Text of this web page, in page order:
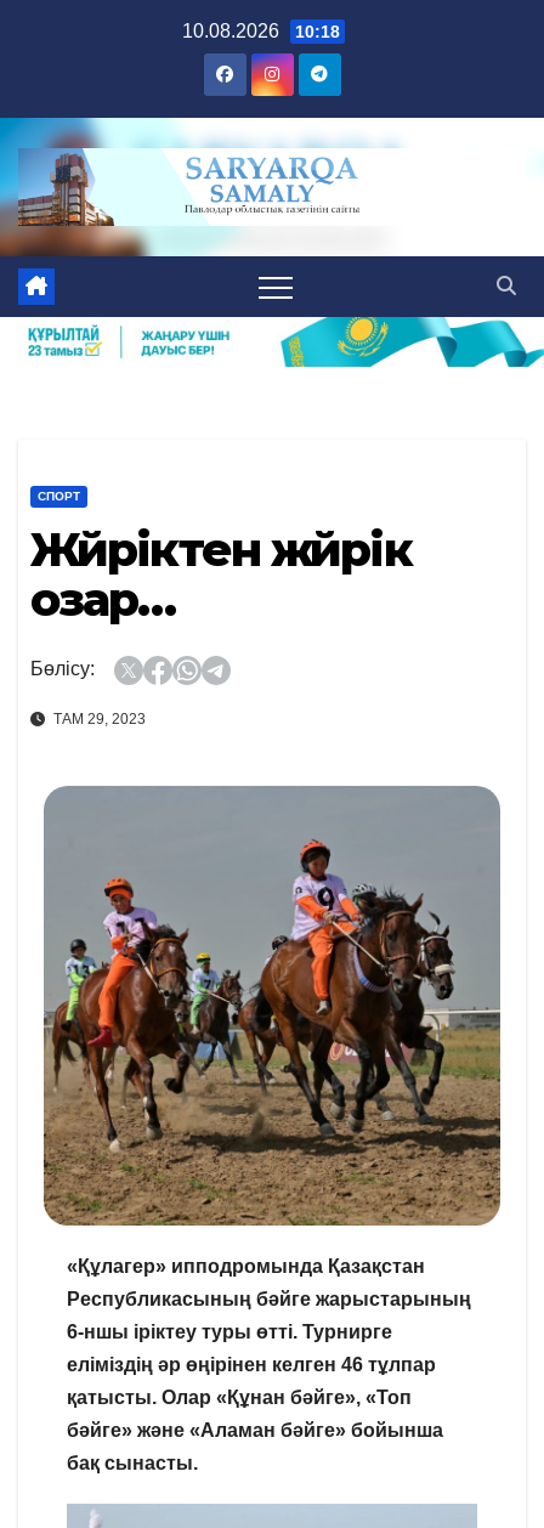
10.08.2026 10:18
СПОРТ
Жүйріктен жүйрік
озар…
Бөлісу:
ТАМ 29, 2023
«Құлагер» ипподромында Қазақстан
Республикасының бәйге жарыстарының
6-ншы іріктеу туры өтті. Турнирге
еліміздің әр өңірінен келген 46 тұлпар
қатысты. Олар «Құнан бәйге», «Топ
бәйге» және «Аламан бәйге» бойынша
бақ сынасты.